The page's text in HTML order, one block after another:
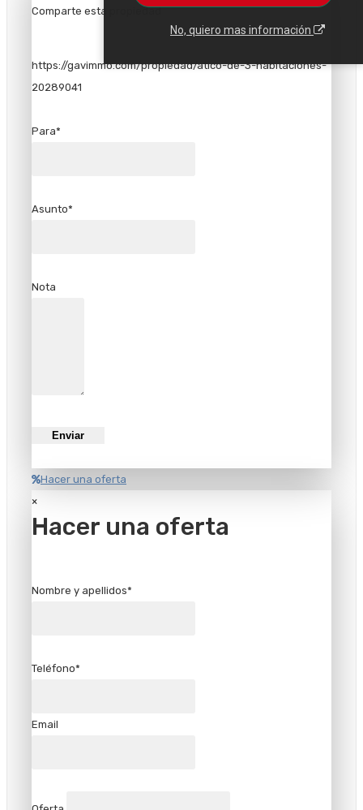
Comparte esta propiedad
https://gavimmo.com/propiedad/atico-de-3-habitaciones-
20289041
Para*
Asunto*
Nota
Hacer una oferta
×
Hacer una oferta
Nombre y apellidos*
Teléfono*
Email
No, quiero mas información